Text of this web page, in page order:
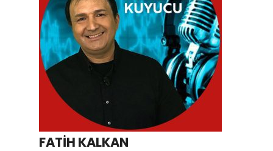
FATİH KALKAN